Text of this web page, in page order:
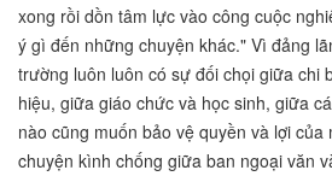
xong rồi dồn tâm lực vào công cuộc
ý gì đến những chuyện khác." Vì đảng
trường luôn luôn có sự đối chọi giữa chi
hiệu, giữa giáo chức và học sinh, giữa
nào cũng muốn bảo vệ quyền và lợi của
chuyện kình chống giữa ban ngoại văn